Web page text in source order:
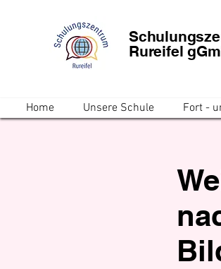
Rureifel
Home Unsere Schule Fort -